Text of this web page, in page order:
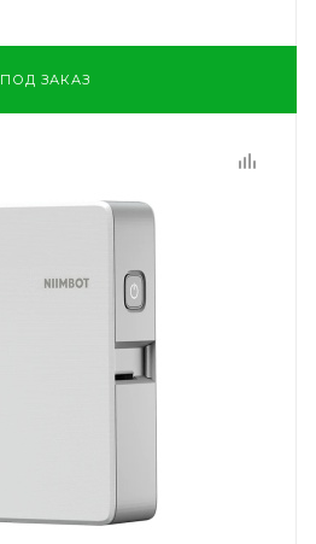
ПОД ЗАКАЗ